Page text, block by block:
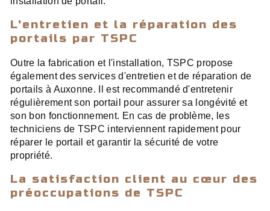
L'entretien et la réparation des
portails par TSPC
Outre la fabrication et l'installation, TSPC propose
également des services d'entretien et de réparation de
portails à Auxonne. Il est recommandé d'entretenir
régulièrement son portail pour assurer sa longévité et
son bon fonctionnement. En cas de problème, les
techniciens de TSPC interviennent rapidement pour
réparer le portail et garantir la sécurité de votre
propriété.
La satisfaction client au cœur des
préoccupations de TSPC